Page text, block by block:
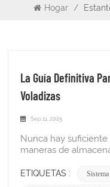
Hogar /
La Guía Definitiva
Voladizas
Sep 11, 2025
Nunca hay suficiente espacio en su almacén. Si busca maneras de almacenar sus productos largos, como tuberías, tubos o madera, considere las estanterías cantilever. Estas estructuras funcionan como un sistema de almacenamiento flexible en el almacén o en el exterior. Una vez instaladas las estanterías cantilever en su almacén, tendrá fácil acceso a productos con formas especiales. ¿Qué son los sistemas de estanterías cantilever? Un sistema de estanterías cantilever es una solución de almacenamiento especializada que se caracteriza por una columna vertical central o montante con brazos horizontales que se extienden hacia afuera. Estos brazos actúan como la superficie principal de carga, soportando artículos que de otro modo serían difíciles de almacenar en estanterías estándar. La característica distintiva de este sistema es la ausencia de columnas frontales, lo que proporciona un acceso despejado y sin obstáculos a los materiales desde la parte frontal. Este diseño está diseñado para manipular mercancías largas, de forma irregular o sin paletizar, ofreciendo una alternativa optimizada al apilamiento de dichos artículos en el suelo del almacén. Los componentes fundamentales de un sistema voladizo incluyen:Montantes/Columnas: Los soportes verticales principales, anclados al suelo para proporcionar estabilidad.Bases: El elemento base que une el montante al suelo garantizando la estabilidad del rack.Brazos: Las vigas horizontales que se extienden desde los montantes para sostener la mercancía almacenada. Suelen ser ajustables para adaptarse a diferentes dimensiones del producto.Vigorizante: Componentes diagonales u horizontales que conectan los montantes proporcionando estabilidad lateral a todo el sistema. Tipos de sistemas de estanterías cantilever La utilidad de las estanterías cantilever se ve reforzada por sus diversas configuraciones, que pueden adaptarse a necesidades operativas específicas. Las dos principales diferencias se basan en el material de construcción y la accesibilidad de las estanterías. Estructural vs. Perfilado Esta distinción se basa en el proceso de fabricación y determina la resistencia y durabilidad del sistema. CaracterísticaEstantería voladiza estructuralEstantería voladiza laminadaMaterialVigas en I de acero estructural laminado en calienteChapa de acero laminada en fríoFortalezaResistente, robusto y muy duradero.De uso más ligero, adecuado para cargas medias.DurabilidadAlta resistencia a daños por impacto.Menos resistente a los impactos de carretillas elevadorasInstalaciónA menudo se atornillan o se sueldan en la fábrica.Montaje sencillo sin tornillos en obraCostoMayor inversión inicialMás rentableMejor paraCargas pesadas, aplicaciones al aire libre, áreas de alto tráfico.Cargas ligeras a medianas, entornos menos exigentes Las estanterías estructurales son la opción definitiva para entornos industriales exigentes donde las cargas pesadas y el uso frecuente son la norma. Los sistemas laminados, aunque menos robustos, ofrecen una opción más económica y flexible para aplicaciones con materiales más ligeros. Una cara vs. dos caras Esta clasificación se relaciona con el número de lados disponibles para carga y almacenamiento.Bastidores de un solo lado: Estos sistemas tienen brazos que se extienden desde un lado de los montantes. Generalmente se instalan contra la pared para maximizar el espacio y crear un almacenamiento optimizado y de alta densidad a lo largo del perímetro.Bastidores de doble cara: Estos sistemas incorporan brazos a ambos lados de los montantes, duplicando así la capacidad de almacenamiento por bahía. Son la solución ideal para crear un pasillo central en un almacén, duplicando la capacidad de carga y aumentando la densidad entre pasillos. Cómo funciona un rack cantilever La función de un rack cantilever se basa en
ETIQUETAS :